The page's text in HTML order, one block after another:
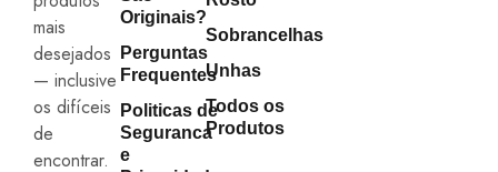
mais
desejados
— inclusive
os difíceis
de
encontrar.
Originais?
Perguntas
Frequentes
Politicas de
Seguranca
e
Sobrancelhas
Unhas
Todos os
Produtos